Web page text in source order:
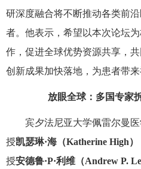
研深度融合将不断推动各类前
者。他表示，希望以本次论坛
作，促进全球优势资源共享，
创新成果加快落地，为患者带来
放眼全球：多国专家
宾夕法尼亚大学佩雷尔曼
授凯瑟琳·海（Katherine High）
授安德鲁·P·利维（Andrew P.